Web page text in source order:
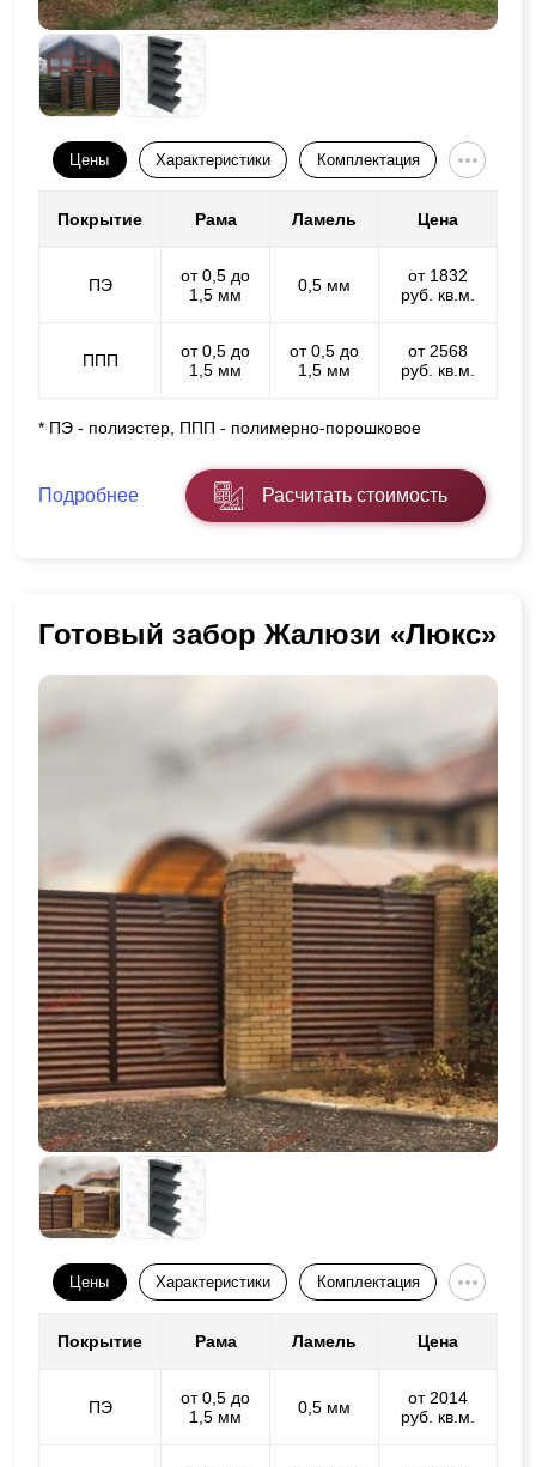
Цены Характеристики Комплектация
Покрытие Рама Ламель Цена
ПЭ
от 0,5 до
1,5 мм
0,5 мм
от 1832
руб. кв.м.
ППП
от 0,5 до
1,5 мм
от 0,5 до
1,5 мм
от 2568
руб. кв.м.
* ПЭ - полиэстер, ППП - полимерно-порошковое
Подробнее Расчитать стоимость
Готовый забор Жалюзи «Люкс»
Цены Характеристики Комплектация
Покрытие Рама Ламель Цена
ПЭ
от 0,5 до
1,5 мм
0,5 мм
от 2014
руб. кв.м.